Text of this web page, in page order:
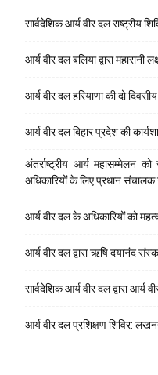
सार्वदेशिक आर्य वीर दल राष्ट्रीय
आर्य वीर दल बलिया द्वारा महारानी
आर्य वीर दल हरियाणा की दो
आर्य वीर दल बिहार प्रदेश की
अंतर्राष्ट्रीय आर्य
अधिकारियों के लिए प्रधान संचालक
आर्य वीर दल के अधिकारियों को
आर्य वीर दल द्वारा ऋषि दयानंद
सार्वदेशिक आर्य वीर दल द्वारा आर्य
आर्य वीर दल प्रशिक्षण शिविर: